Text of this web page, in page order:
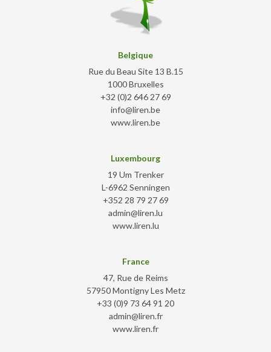
Belgique
Rue du Beau Site 13 B.15
1000 Bruxelles
+32 (0)2 646 27 69
info@liren.be
www.liren.be
Luxembourg
19 Um Trenker
L-6962 Senningen
+352 28 79 27 69
admin@liren.lu
www.liren.lu
France
47, Rue de Reims
57950 Montigny Les Metz
+33 (0)9 73 64 91 20
admin@liren.fr
www.liren.fr